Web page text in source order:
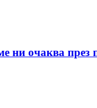
ни очаква през